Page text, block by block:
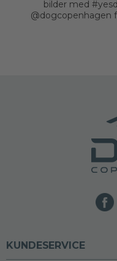
bilder med
@dogcopenhagen
KUNDESERVICE